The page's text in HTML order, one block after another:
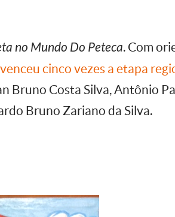
no Mundo Do Peteca. Com
cinco vezes a etapa
Bruno Costa Silva, Antônio
Bruno Zariano da Silva.